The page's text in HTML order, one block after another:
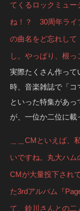
てくるロックミュー
ね！？ 30周年ライ
の曲名をど忘れして
し。やっぱり、根っ
実際たくさん作って
時、音楽雑誌で「コ
といった特集があ
が、一位か二位に載
＿＿CMといえば、
いですね。丸大ハ
CMが大量投下され
た3rdアルバム『
て、鈴川さんとの二